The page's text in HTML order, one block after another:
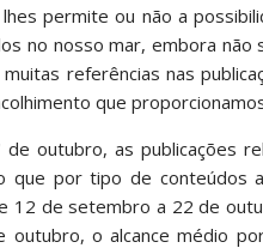
permite ou não a
no nosso mar, embora não
referências nas
que
outubro, as publicações
que por tipo de conteúdos
12 de setembro a 22 de
o alcance médio